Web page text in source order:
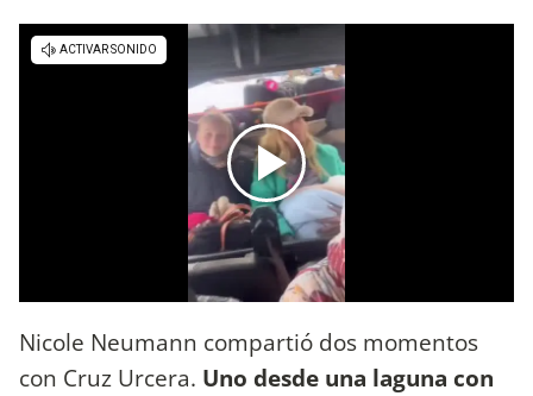
Nicole Neumann compartió dos momentos
con Cruz Urcera. Uno desde una laguna con